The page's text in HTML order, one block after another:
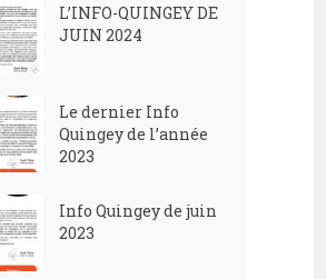
L’INFO-QUINGEY DE
JUIN 2024
Le dernier Info
Quingey de l’année
2023
Info Quingey de juin
2023